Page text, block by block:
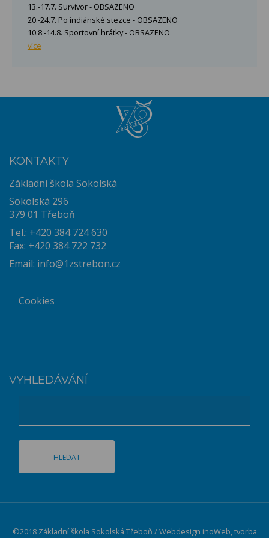
13.-17.7. Survivor - OBSAZENO
20.-24.7. Po indiánské stezce - OBSAZENO
10.8.-14.8. Sportovní hrátky - OBSAZENO
více
KONTAKTY
Základní škola Sokolská
Sokolská 296
379 01 Třeboň
Tel.: +420 384 724 630
Fax: +420 384 722 732
Email: info@1zstrebon.cz
Cookies
VYHLEDÁVÁNÍ
©2018 Základní škola Sokolská Třeboň / Webdesign inoWeb , tvorba